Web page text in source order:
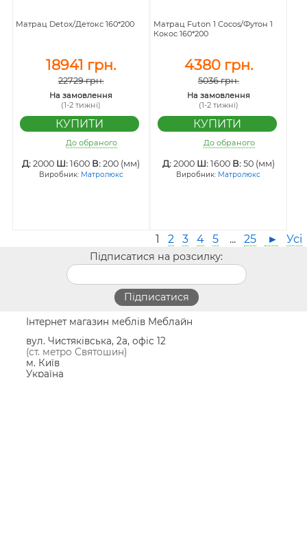
Матрац Detox/Детокс 160*200
18941 грн.
22729 грн.
На замовлення
(1-2 тижні)
До обраного
Д:2000 Ш:1600 В:200 (мм)
Виробник: Матролюкс
Матрац Futon 1 Cocos/Футон 1
Кокос 160*200
4380 грн.
5036 грн.
На замовлення
(1-2 тижні)
До обраного
Д: 2000Ш: 1600В: 50 (мм)
Виробник: Матролюкс
12 3 4 5 ...25 ► Усі
Підписатися на розсилку:
Інтернет магазин меблів Меблайн
вул. Чистяківська, 2а, офіс 12
(ст. метро Святошин)
м. Київ
Україна